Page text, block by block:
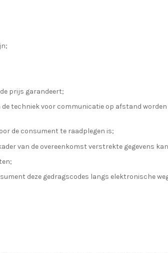
prijs garandeert;
techniek voor communicatie op afstand
de consument te raadplegen is;
van de overeenkomst verstrekte gegevens
deze gedragscodes langs elektronische